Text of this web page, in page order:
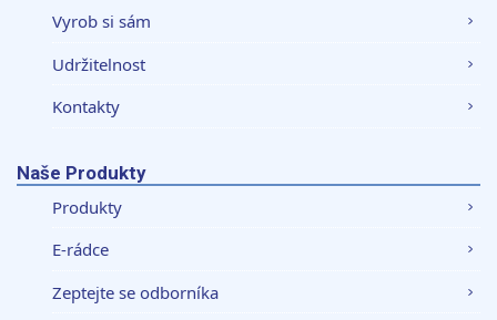
Vyrob si sám
Udržitelnost
Kontakty
Naše Produkty
Produkty
E-rádce
Zeptejte se odborníka